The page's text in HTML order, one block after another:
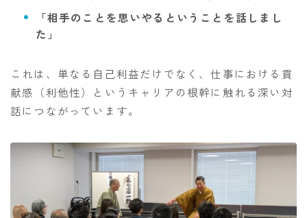
「相手のことを思いやるということを話しまし
た」
これは、単なる自己利益だけでなく、仕事における貢
献感（利他性）というキャリアの根幹に触れる深い対
話につながっています。